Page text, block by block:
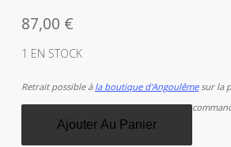
87,00 €
1 EN STOCK
Retrait possible à la boutique d'Angoulêmesur la
Ajouter Au Panier